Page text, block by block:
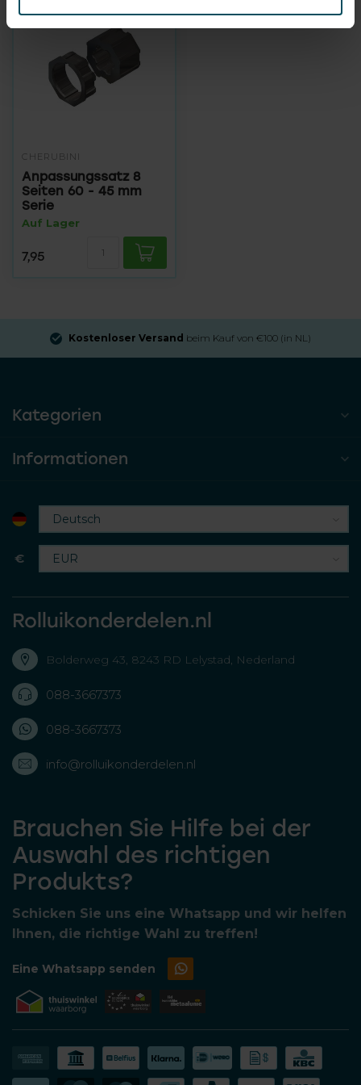
CHERUBINI
Anpassungssatz 8
Seiten 60 - 45 mm
Serie
Auf Lager
7,95
Kostenloser Versand beim Kauf von €100 (in NL)
Kategorien
Informationen
€
Rolluikonderdelen.nl
Bolderweg 43, 8243 RD Lelystad, Nederland
088-3667373
088-3667373
info@rolluikonderdelen.nl
Brauchen Sie Hilfe bei der
Auswahl des richtigen
Produkts?
Schicken Sie uns eine Whatsapp und wir helfen
Ihnen, die richtige Wahl zu treffen!
Eine Whatsapp senden